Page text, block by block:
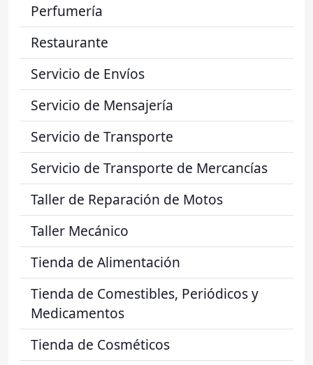
Perfumería
Restaurante
Servicio de Envíos
Servicio de Mensajería
Servicio de Transporte
Servicio de Transporte de Mercancías
Taller de Reparación de Motos
Taller Mecánico
Tienda de Alimentación
Tienda de Comestibles, Periódicos y
Medicamentos
Tienda de Cosméticos